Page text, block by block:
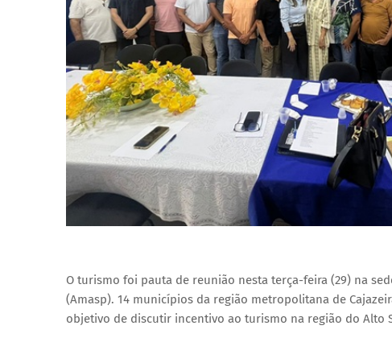
O turismo foi pauta de reunião nesta terça-feira (29) na
(Amasp). 14 municípios da região metropolitana de
objetivo de discutir incentivo ao turismo na região do Alto